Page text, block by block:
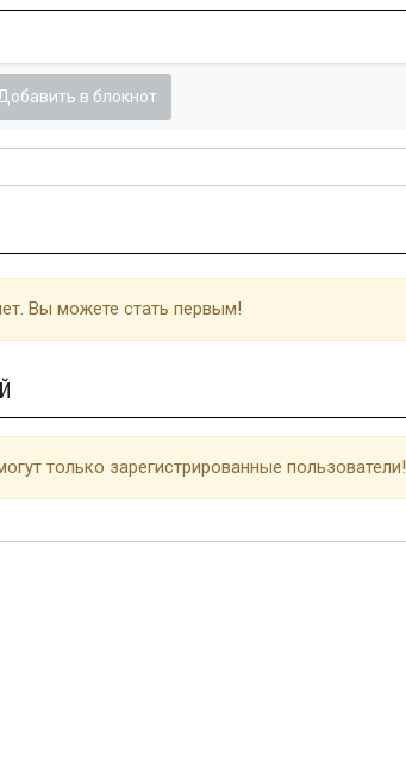
в блокнот
Вы можете стать первым!
только зарегистрированные пользователи!